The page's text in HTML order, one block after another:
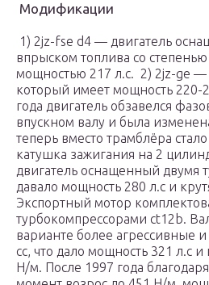
Модификации
1) 2jz-fse d4 — двигатель
впрыском топлива со
мощностью 217 л.с. 2) 2jz-ge —
который имеет мощность 220-
года двигатель обзавелся
впускном валу и была
теперь вместо трамблёра стало
катушка зажигания на 2
двигатель оснащенный двумя
давало мощность 280 л.с и
Экспортный мотор
турбокомпрессорами ct12b.
варианте более агрессивные
сс, что дало мощность 321 л.с
Н/м. После 1997 года